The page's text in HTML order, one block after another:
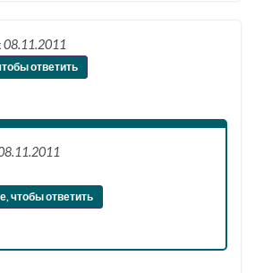
08.11.2011
ответить
чтобы ответить